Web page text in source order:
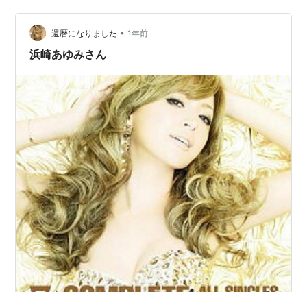
ミ袋２袋分を伐りました。次は来週末です。 今日は奥さ
ん職場お迎え後に、王将で昼食後に 調べていた香水屋さ
んに行きます。 風…
還暦になりました • 1年前
浜崎あゆみさん